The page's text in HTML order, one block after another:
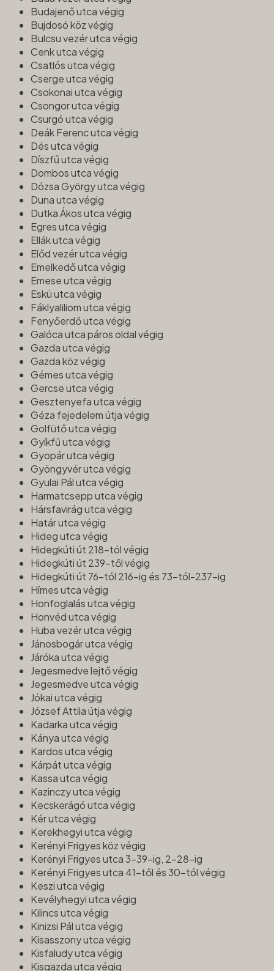
Budajenő utca végig
Bujdosó köz végig
Bulcsu vezér utca végig
Cenk utca végig
Csatlós utca végig
Cserge utca végig
Csokonai utca végig
Csongor utca végig
Csurgó utca végig
Deák Ferenc utca végig
Dés utca végig
Díszfű utca végig
Dombos utca végig
Dózsa György utca végig
Duna utca végig
Dutka Ákos utca végig
Egres utca végig
Ellák utca végig
Előd vezér utca végig
Emelkedő utca végig
Emese utca végig
Eskü utca végig
Fáklyaliliom utca végig
Fenyőerdő utca végig
Galóca utca páros oldal végig
Gazda utca végig
Gazda köz végig
Gémes utca végig
Gercse utca végig
Gesztenyefa utca végig
Géza fejedelem útja végig
Golfütő utca végig
Gyíkfű utca végig
Gyopár utca végig
Gyöngyvér utca végig
Gyulai Pál utca végig
Harmatcsepp utca végig
Hársfavirág utca végig
Határ utca végig
Hideg utca végig
Hidegkúti út 218-tól végig
Hidegkúti út 239-től végig
Hidegkúti út 76-tól 216-ig és 73-tól-237-ig
Hímes utca végig
Honfoglalás utca végig
Honvéd utca végig
Huba vezér utca végig
Jánosbogár utca végig
Járóka utca végig
Jegesmedve lejtő végig
Jegesmedve utca végig
Jókai utca végig
József Attila útja végig
Kadarka utca végig
Kánya utca végig
Kardos utca végig
Kárpát utca végig
Kassa utca végig
Kazinczy utca végig
Kecskerágó utca végig
Kér utca végig
Kerekhegyi utca végig
Kerényi Frigyes köz végig
Kerényi Frigyes utca 3-39-ig, 2-28-ig
Kerényi Frigyes utca 41-től és 30-tól végig
Keszi utca végig
Kevélyhegyi utca végig
Kilincs utca végig
Kinizsi Pál utca végig
Kisasszony utca végig
Kisfaludy utca végig
Kisgazda utca végig